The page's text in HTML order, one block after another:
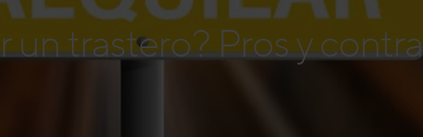
un trastero? Pros y